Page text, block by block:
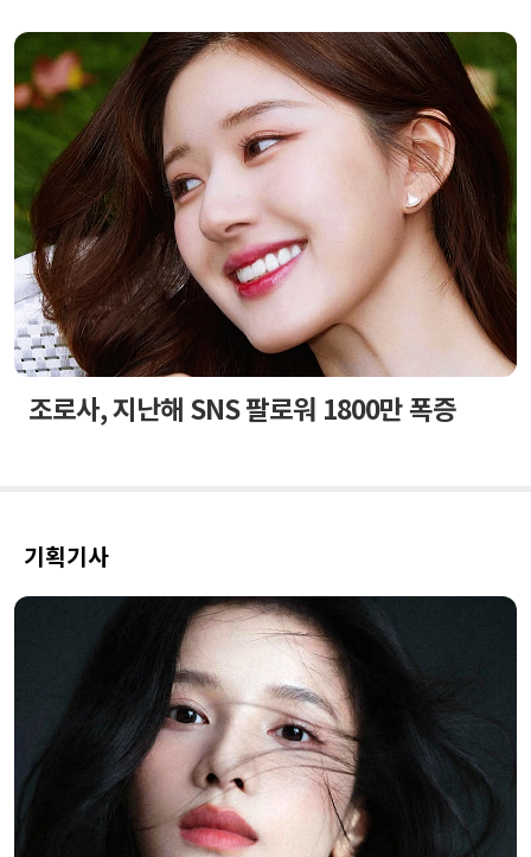
조로사, 지난해 SNS 팔로워 1800만 폭증
기획기사